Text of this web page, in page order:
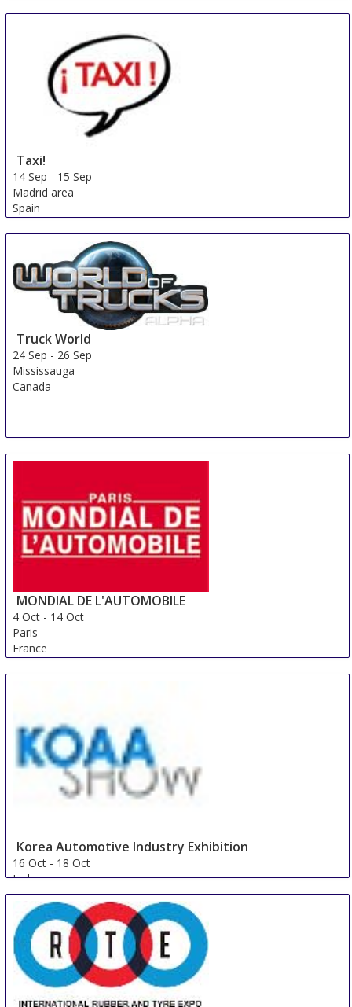
Taxi!
14 Sep - 15 Sep
Madrid area
Spain
Truck World
24 Sep - 26 Sep
Mississauga
Canada
MONDIAL DE L'AUTOMOBILE
4 Oct - 14 Oct
Paris
France
Korea Automotive Industry Exhibition
16 Oct - 18 Oct
Incheon area
Korea, Republic Of